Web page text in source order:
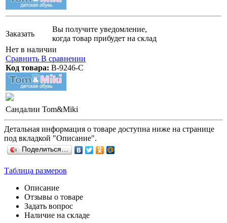
Заказать
Вы получите уведомление,
когда товар прибудет на склад
Нет в наличии
Сравнить В сравнении
Код товара: B-9246-C
Сандалии Tom&Miki
Детальная информация о товаре доступна ниже на странице
под вкладкой "Описание".
Поделиться…
Таблица размеров
Описание
Отзывы о товаре
Задать вопрос
Наличие на складе